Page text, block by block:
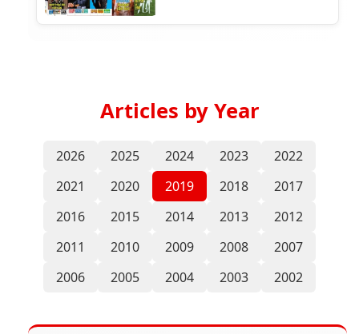
Articles by Year
2026 2025 2024 2023
2022
2021
2020 2019 2018
2017
2016
2015 2014 2013
2012
2011
2010 2009 2008
2007
2006
2005 2004 2003 2002